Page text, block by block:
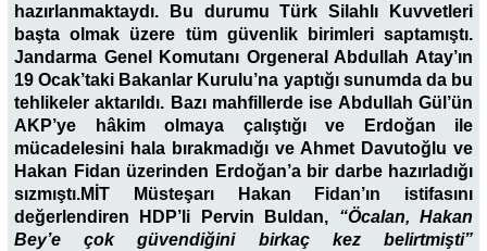
hazırlanmaktaydı. Bu durumu Türk Silahlı Kuvvetleri
başta olmak üzere tüm güvenlik birimleri saptamıştı.
Jandarma Genel Komutanı Orgeneral Abdullah Atay’ın
19 Ocak’taki Bakanlar Kurulu’na yaptığı sunumda da bu
tehlikeler aktarıldı. Bazı mahfillerde ise Abdullah Gül’ün
AKP’ye hâkim olmaya çalıştığı ve Erdoğan ile
mücadelesini hala bırakmadığı ve Ahmet Davutoğlu ve
Hakan Fidan üzerinden Erdoğan’a bir darbe hazırladığı
sızmıştı.MİT Müsteşarı Hakan Fidan’ın istifasını
değerlendiren HDP’li Pervin Buldan, “Öcalan, Hakan
Bey’e çok güvendiğini birkaç kez belirtmişti”